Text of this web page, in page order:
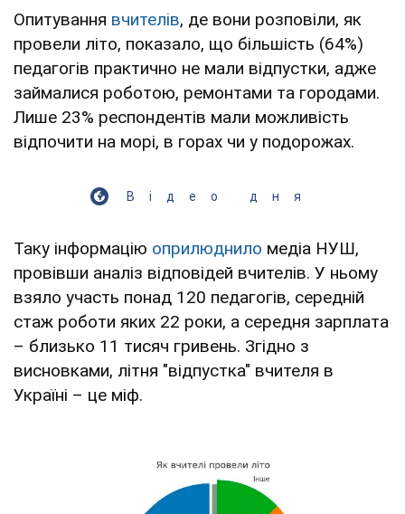
Опитування вчителів, де вони розповіли, як
провели літо, показало, що більшість (64%)
педагогів практично не мали відпустки, адже
займалися роботою, ремонтами та городами.
Лише 23% респондентів мали можливість
відпочити на морі, в горах чи у подорожах.
Відео дня
Таку інформацію оприлюднило медіа НУШ,
провівши аналіз відповідей вчителів. У ньому
взяло участь понад 120 педагогів, середній
стаж роботи яких 22 роки, а середня зарплата
– близько 11 тисяч гривень. Згідно з
висновками, літня "відпустка" вчителя в
Україні – це міф.